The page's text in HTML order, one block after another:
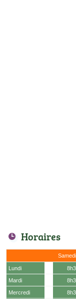
Horaires
Lundi
Mardi
Mercredi